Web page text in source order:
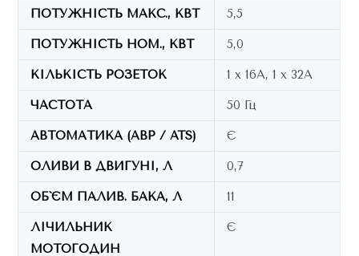
ПОТУЖНІСТЬ МАКС., КВТ 5,5
ПОТУЖНІСТЬ НОМ., КВТ 5,0
КІЛЬКІСТЬ РОЗЕТОК 1 х 16А, 1 х 32А
ЧАСТОТА 50 Гц
АВТОМАТИКА (АВР / ATS) Є
ОЛИВИ В ДВИГУНІ, Л 0,7
ОБ`ЄМ ПАЛИВ. БАКА, Л 11
ЛІЧИЛЬНИК
МОТОГОДИН
Є